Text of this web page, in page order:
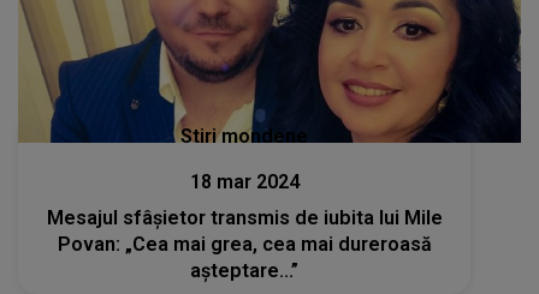
Stiri mondene
18 mar 2024
Mesajul sfâșietor transmis de iubita lui Mile
Povan: „Cea mai grea, cea mai dureroasă
așteptare...”